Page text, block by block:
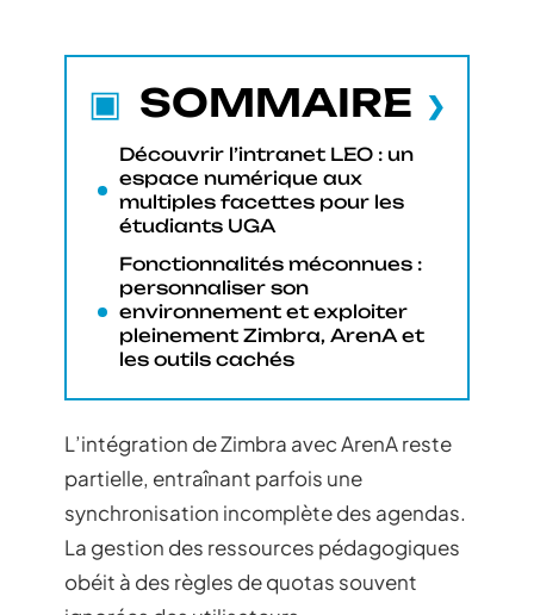
SOMMAIRE
Découvrir l’intranet LEO : un
espace numérique aux
multiples facettes pour les
étudiants UGA
Fonctionnalités méconnues :
personnaliser son
environnement et exploiter
pleinement Zimbra, ArenA et
les outils cachés
L’intégration de Zimbra avec ArenA reste
partielle, entraînant parfois une
synchronisation incomplète des agendas.
La gestion des ressources pédagogiques
obéit à des règles de quotas souvent